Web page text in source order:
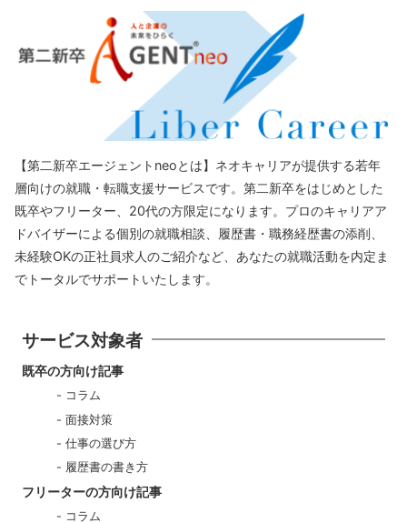
【第二新卒エージェントneoとは】ネオキャリアが提供する若年
層向けの就職・転職支援サービスです。第二新卒をはじめとした
既卒やフリーター、20代の方限定になります。プロのキャリアア
ドバイザーによる個別の就職相談、履歴書・職務経歴書の添削、
未経験OKの正社員求人のご紹介など、あなたの就職活動を内定ま
でトータルでサポートいたします。
サービス対象者
既卒の方向け記事
コラム
面接対策
仕事の選び方
履歴書の書き方
フリーターの方向け記事
コラム